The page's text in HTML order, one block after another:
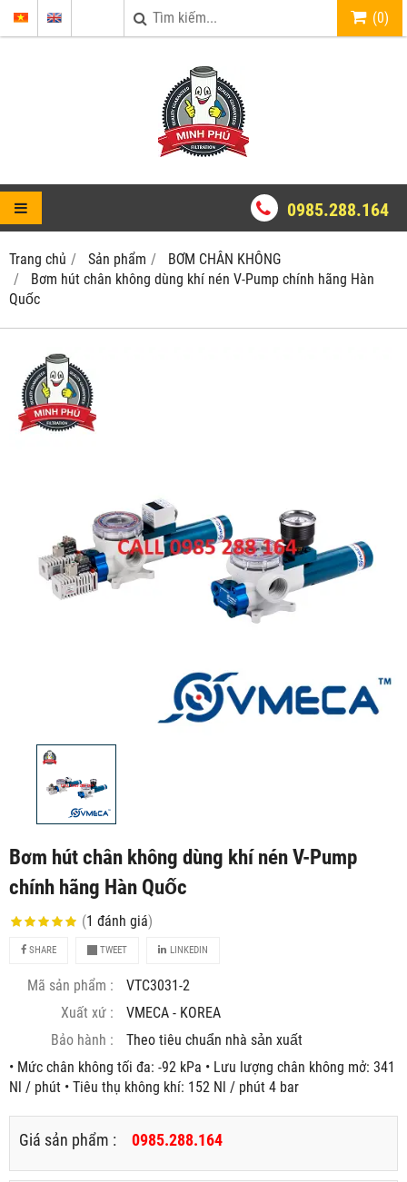
(0)
0985.288.164
Trang chủ Sản phẩm
BƠM CHÂN KHÔNG
Bơm hút chân không dùng khí nén V-Pump chính hãng Hàn
Quốc
Bơm hút chân không dùng khí nén V-Pump
chính hãng Hàn Quốc
(1 đánh giá)
SHARE TWEET LINKEDIN
Mã sản phẩm :
VTC3031-2
Xuất xứ :
VMECA - KOREA
Bảo hành :
Theo tiêu chuẩn nhà sản xuất
• Mức chân không tối đa: -92 kPa • Lưu lượng chân không mở: 341
Nl / phút • Tiêu thụ không khí: 152 Nl / phút 4 bar
Giá sản phẩm : 0985.288.164